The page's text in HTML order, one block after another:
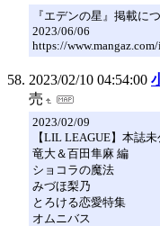
『エデンの星』掲載に
2023/06/06
https://
2023/02/10 04:54:00
売
2023/02/09
【LIL LEAGUE】本誌
竜大＆百田隼麻 編
ショコラの魔法
みづほ梨乃
とろける恋愛特集
オムニバス